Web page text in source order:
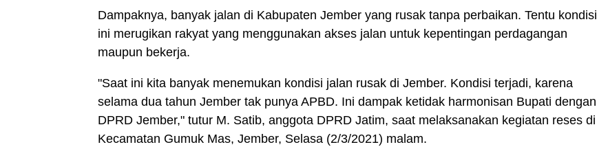
Dampaknya, banyak jalan di Kabupaten Jember yang rusak tanpa perbaikan. Tentu kondisi
ini merugikan rakyat yang menggunakan akses jalan untuk kepentingan perdagangan
maupun bekerja.
"Saat ini kita banyak menemukan kondisi jalan rusak di Jember. Kondisi terjadi, karena
selama dua tahun Jember tak punya APBD. Ini dampak ketidak harmonisan Bupati dengan
DPRD Jember," tutur M. Satib, anggota DPRD Jatim, saat melaksanakan kegiatan reses di
Kecamatan Gumuk Mas, Jember, Selasa (2/3/2021) malam.